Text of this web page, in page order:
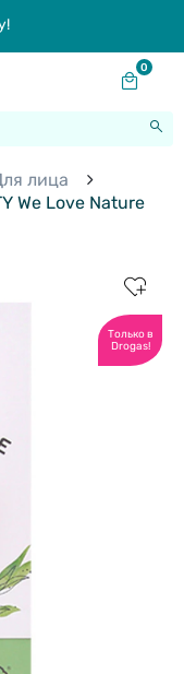
0
лица
We Love Nature
Только в
Drogas!